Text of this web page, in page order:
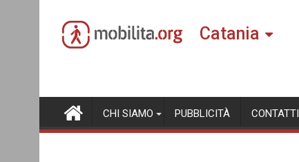
content
Catania
CHI SIAMO PUBBLICITÀ CONTATTI